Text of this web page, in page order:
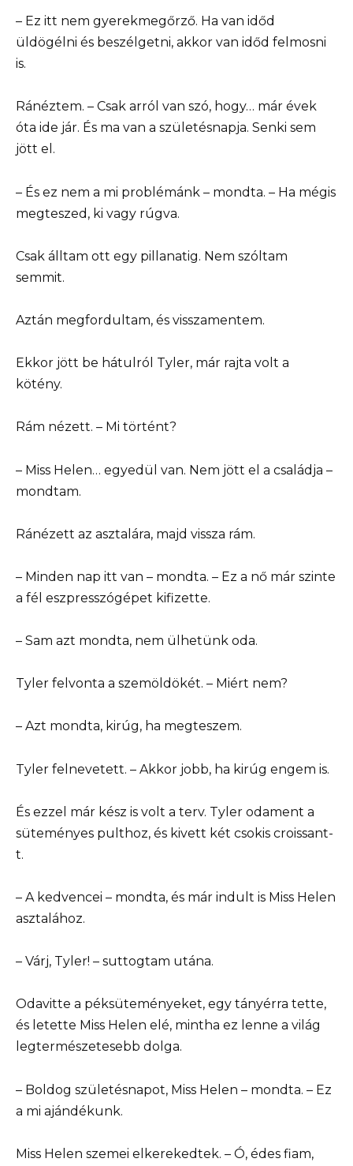
– Ez itt nem gyerekmegőrző. Ha van időd
üldögélni és beszélgetni, akkor van időd felmosni
is.
Ránéztem. – Csak arról van szó, hogy… már évek
óta ide jár. És ma van a születésnapja. Senki sem
jött el.
– És ez nem a mi problémánk – mondta. – Ha mégis
megteszed, ki vagy rúgva.
Csak álltam ott egy pillanatig. Nem szóltam
semmit.
Aztán megfordultam, és visszamentem.
Ekkor jött be hátulról Tyler, már rajta volt a
kötény.
Rám nézett. – Mi történt?
– Miss Helen… egyedül van. Nem jött el a családja –
mondtam.
Ránézett az asztalára, majd vissza rám.
– Minden nap itt van – mondta. – Ez a nő már szinte
a fél eszpresszógépet kifizette.
– Sam azt mondta, nem ülhetünk oda.
Tyler felvonta a szemöldökét. – Miért nem?
– Azt mondta, kirúg, ha megteszem.
Tyler felnevetett. – Akkor jobb, ha kirúg engem is.
És ezzel már kész is volt a terv. Tyler odament a
süteményes pulthoz, és kivett két csokis croissant-
t.
– A kedvencei – mondta, és már indult is Miss Helen
asztalához.
– Várj, Tyler! – suttogtam utána.
Odavitte a péksüteményeket, egy tányérra tette,
és letette Miss Helen elé, mintha ez lenne a világ
legtermészetesebb dolga.
– Boldog születésnapot, Miss Helen – mondta. – Ez
a mi ajándékunk.
Miss Helen szemei elkerekedtek. – Ó, édes fiam,